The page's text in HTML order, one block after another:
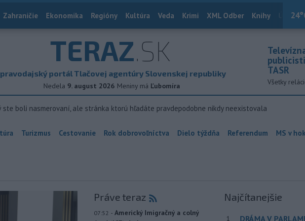
24
Zahraničie Ekonomika Regióny Kultúra Veda Krimi XML Odber Knihy
TERAZ.SK
portál Tlačovej agentúry Slovenskej republiky
Nedela 9. august 2026 Meniny má Ľubomíra
TASR
Všetky
ste boli nasmerovaní, ale stránka ktorú hľadáte pravdepodobne nikdy neexistovala
Turizmus Cestovanie Rok dobrovoľníctva Dielo týždňa Referendum MS v
Práve teraz
07:52 - Americký Imigračný a colný
Najčítanejšie
1 DRÁMA V